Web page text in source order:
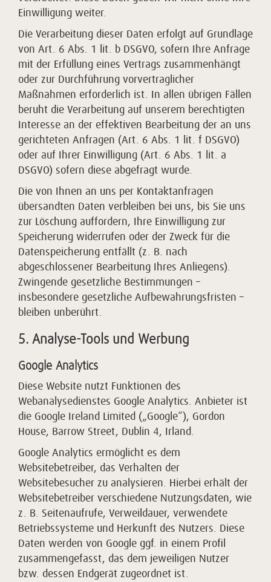
Einwilligung weiter.
Die Verarbeitung dieser Daten erfolgt auf Grundlage
von Art. 6 Abs. 1 lit. b DSGVO, sofern Ihre Anfrage
mit der Erfüllung eines Vertrags zusammenhängt
oder zur Durchführung vorvertraglicher
Maßnahmen erforderlich ist. In allen übrigen Fällen
beruht die Verarbeitung auf unserem berechtigten
Interesse an der effektiven Bearbeitung der an uns
gerichteten Anfragen (Art. 6 Abs. 1 lit. f DSGVO)
oder auf Ihrer Einwilligung (Art. 6 Abs. 1 lit. a
DSGVO) sofern diese abgefragt wurde.
Die von Ihnen an uns per Kontaktanfragen
übersandten Daten verbleiben bei uns, bis Sie uns
zur Löschung auffordern, Ihre Einwilligung zur
Speicherung widerrufen oder der Zweck für die
Datenspeicherung entfällt (z. B. nach
abgeschlossener Bearbeitung Ihres Anliegens).
Zwingende gesetzliche Bestimmungen –
insbesondere gesetzliche Aufbewahrungsfristen –
bleiben unberührt.
5. Analyse-Tools und Werbung
Google Analytics
Diese Website nutzt Funktionen des
Webanalysedienstes Google Analytics. Anbieter ist
die Google Ireland Limited („Google“), Gordon
House, Barrow Street, Dublin 4, Irland.
Google Analytics ermöglicht es dem
Websitebetreiber, das Verhalten der
Websitebesucher zu analysieren. Hierbei erhält der
Websitebetreiber verschiedene Nutzungsdaten, wie
z. B. Seitenaufrufe, Verweildauer, verwendete
Betriebssysteme und Herkunft des Nutzers. Diese
Daten werden von Google ggf. in einem Profil
zusammengefasst, das dem jeweiligen Nutzer
bzw. dessen Endgerät zugeordnet ist.